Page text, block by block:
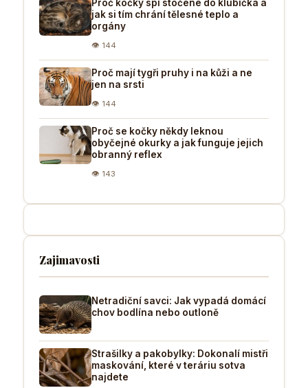
Proč kočky spí stočené do klubíčka a
jak si tím chrání tělesné teplo a
orgány
👁 144
Proč mají tygři pruhy i na kůži a ne
jen na srsti
👁 144
Proč se kočky někdy leknou
obyčejné okurky a jak funguje jejich
obranný reflex
👁 143
Zajimavosti
Netradiční savci: Jak vypadá domácí
chov bodlína nebo outloně
Strašilky a pakobylky: Dokonalí mistři
maskování, které v teráriu sotva
najdete